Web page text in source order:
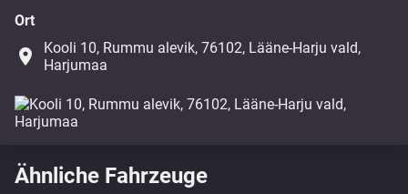
Ort
place
Kooli 10, Rummu alevik, 76102, Lääne-Harju vald,
Harjumaa
Ähnliche Fahrzeuge